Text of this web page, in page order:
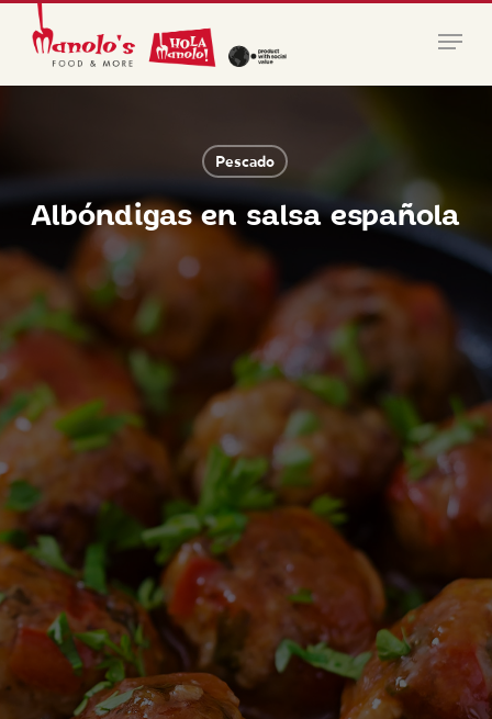
Skip
Menu
Pescado
Albóndigas en salsa española
Menu